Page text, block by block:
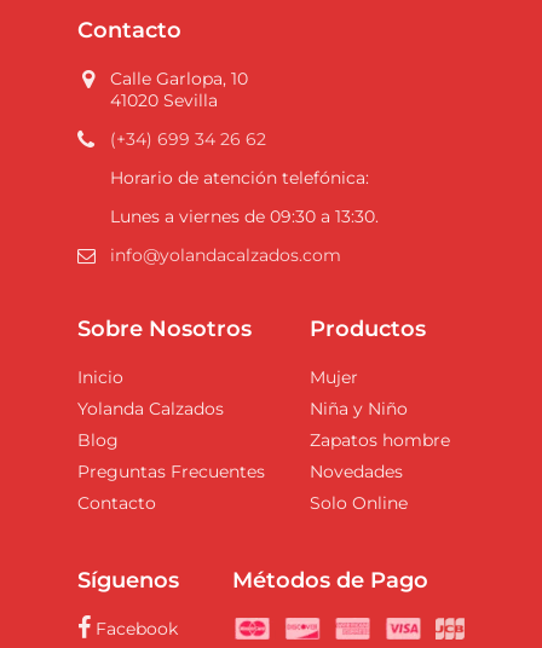
Contacto
Calle Garlopa, 10
41020 Sevilla
(+34) 699 34 26 62
Horario de atención telefónica:
Lunes a viernes de 09:30 a 13:30.
info@yolandacalzados.com
Sobre Nosotros
Inicio
Yolanda Calzados
Blog
Preguntas Frecuentes
Contacto
Productos
Mujer
Niña y Niño
Zapatos hombre
Novedades
Solo Online
Síguenos
Facebook
Métodos de Pago